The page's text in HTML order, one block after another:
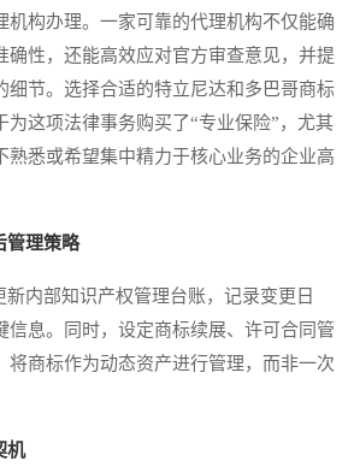
机构办理。一家可靠的代理机构不仅能确
确性，还能高效应对官方审查意见，并提
细节。选择合适的特立尼达和多巴哥商标
为这项法律事务购买了“专业保险”，尤其
熟悉或希望集中精力于核心业务的企业高
管理策略
内部知识产权管理台账，记录变更日
信息。同时，设定商标续展、许可合同管
将商标作为动态资产进行管理，而非一次
机